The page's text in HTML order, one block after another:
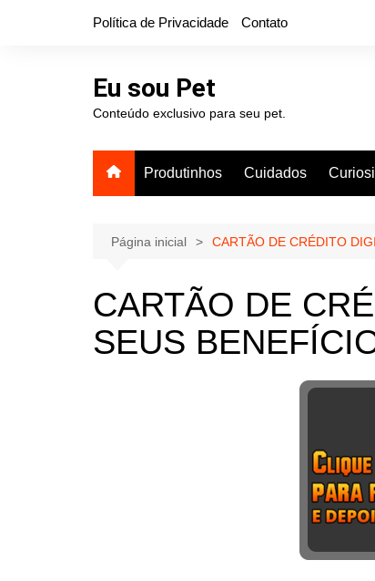
Política de Privacidade Contato
Eu sou Pet
Conteúdo exclusivo para seu pet.
Produtinhos Cuidados
Página inicial CARTÃO DE CRÉDITO
CARTÃO DE
SEUS